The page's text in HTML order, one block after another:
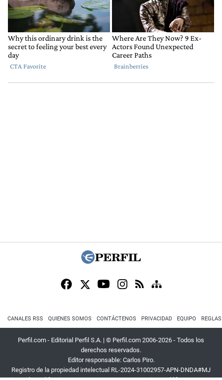
CANALES RSS QUIENES SOMOS CONTÁCTENOS PRIVACIDAD EQUIPO
Perfil.com - Editorial Perfil S.A. | © Perfil.com 2006-2026 - Todos los
derechos reservados.
Editor responsable: Carlos Piro.
Registro de la propiedad intelectual RL-2024-31002957-APN-DNDA#MJ